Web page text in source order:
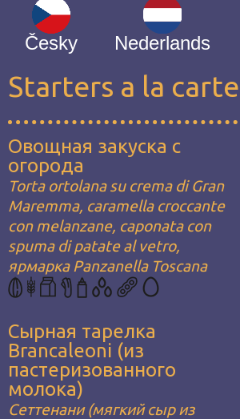
Česky Nederlands
Starters a la carte
Овощная закуска с
огорода
Torta ortolana su crema di Gran
Maremma, caramella croccante
con melanzane, caponata con
spuma di patate al vetro,
ярмарка Panzanella Toscana
Сырная тарелка
Brancaleoni (из
пастеризованного
молока)
Сеттенани (мягкий сыр из